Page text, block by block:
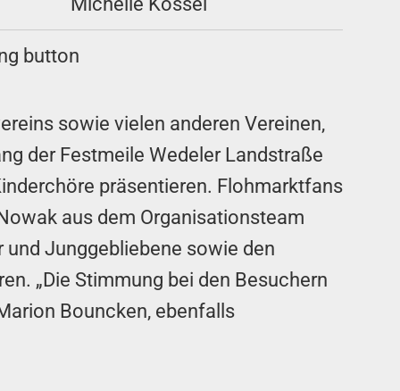
sowie vielen anderen Vereinen,
der Festmeile Wedeler Landstraße
präsentieren. Flohmarktfans
aus dem Organisationsteam
Junggebliebene sowie den
„Die Stimmung bei den Besuchern
Bouncken, ebenfalls